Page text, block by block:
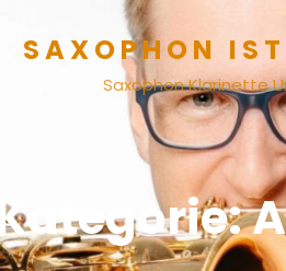
SAXOPHON
Saxophon Klarinette